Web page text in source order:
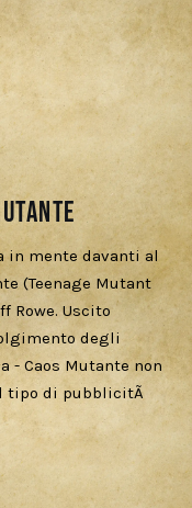
in mente davanti al
(Teenage Mutant
Rowe. Uscito
degli
- Caos Mutante non
tipo di pubblicitÃ